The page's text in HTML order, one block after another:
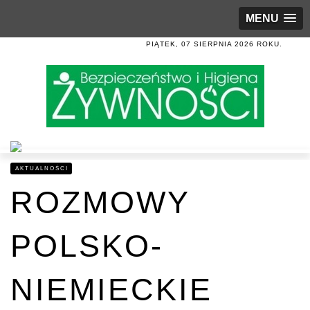
MENU
PIĄTEK, 07 SIERPNIA 2026 ROKU.
AKTUALNOŚCI
ROZMOWY
POLSKO-
NIEMIECKIE